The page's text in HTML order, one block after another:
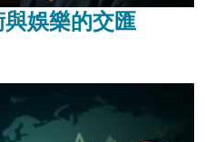
娛樂的交匯